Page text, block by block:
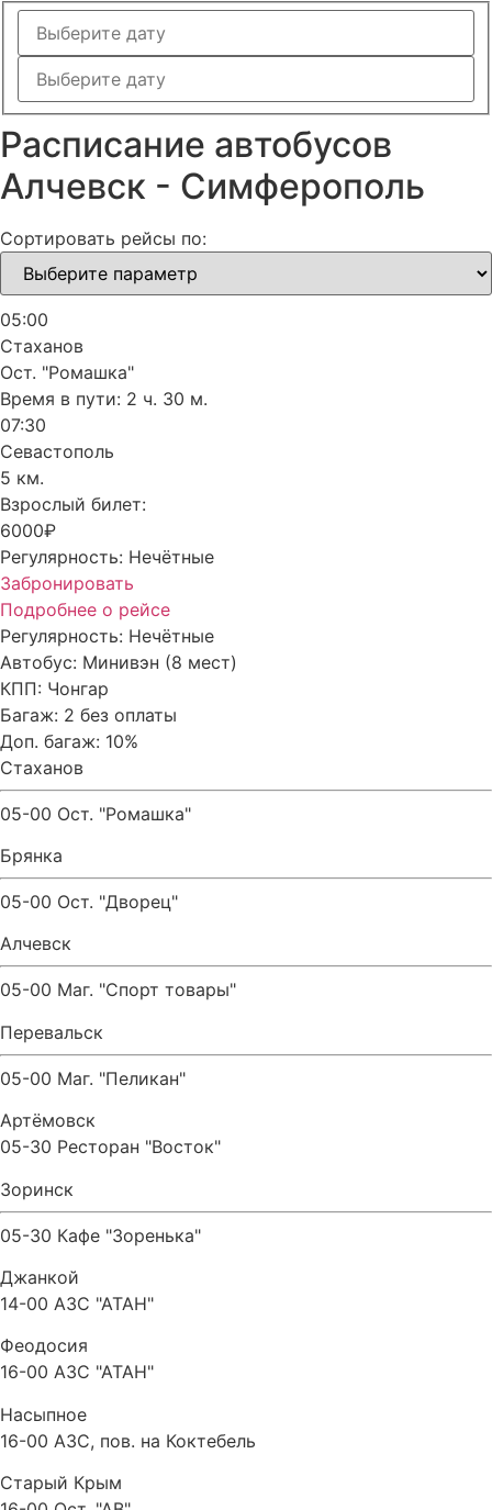
Расписание автобусов
Алчевск - Симферополь
Сортировать рейсы по:
05:00
Стаханов
Ост. "Ромашка"
Время в пути: 2 ч. 30 м.
07:30
Севастополь
5 км.
Взрослый билет:
6000₽
Регулярность: Нечётные
Забронировать
Подробнее о рейсе
Регулярность: Нечётные
Автобус: Минивэн (8 мест)
КПП: Чонгар
Багаж: 2 без оплаты
Доп. багаж: 10%
Стаханов
05-00 Ост. "Ромашка"
Брянка
05-00 Ост. "Дворец"
Алчевск
05-00 Маг. "Спорт товары"
Перевальск
05-00 Маг. "Пеликан"
Артёмовск
05-30 Ресторан "Восток"
Зоринск
05-30 Кафе "Зоренька"
Джанкой
14-00 АЗС "АТАН"
Феодосия
16-00 АЗС "АТАН"
Насыпное
16-00 АЗС, пов. на Коктебель
Старый Крым